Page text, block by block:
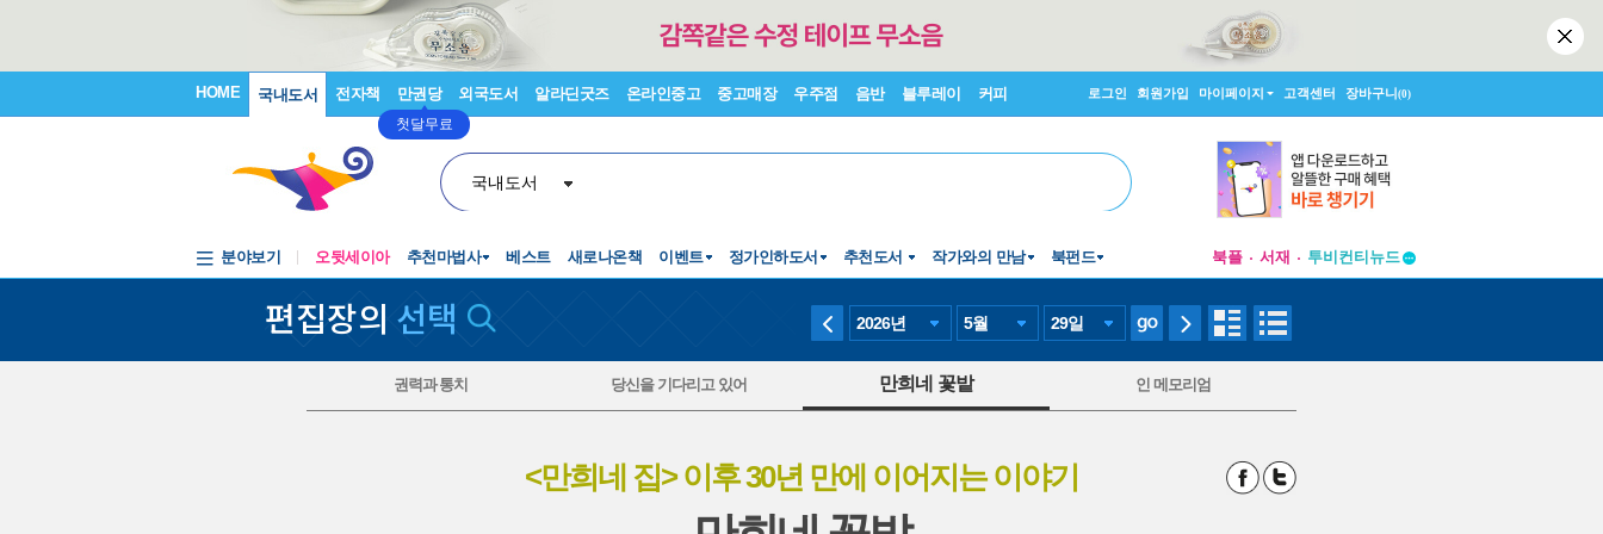
HOME 국내도서 전자책 만권당
첫달무료
외국도서 알라딘굿즈 온라인중고 중고매장 우주점 음반 블루레이 커피 로그인 회원가입 마이페이지 고객센터 장바구니(0)
국내도서
분야보기 오뒷세이아 추천마법사 베스트 새로나온책 이벤트 정가인하도서 추천도서 작가와의 만남 북펀드 북플 서재
투비컨티뉴드
편집장의 선택 2026년 5월 29일
권력과 통치 당신을 기다리고 있어 만희네 꽃밭 인 메모리엄
<만희네 집> 이후 30년 만에 이어지는 이야기